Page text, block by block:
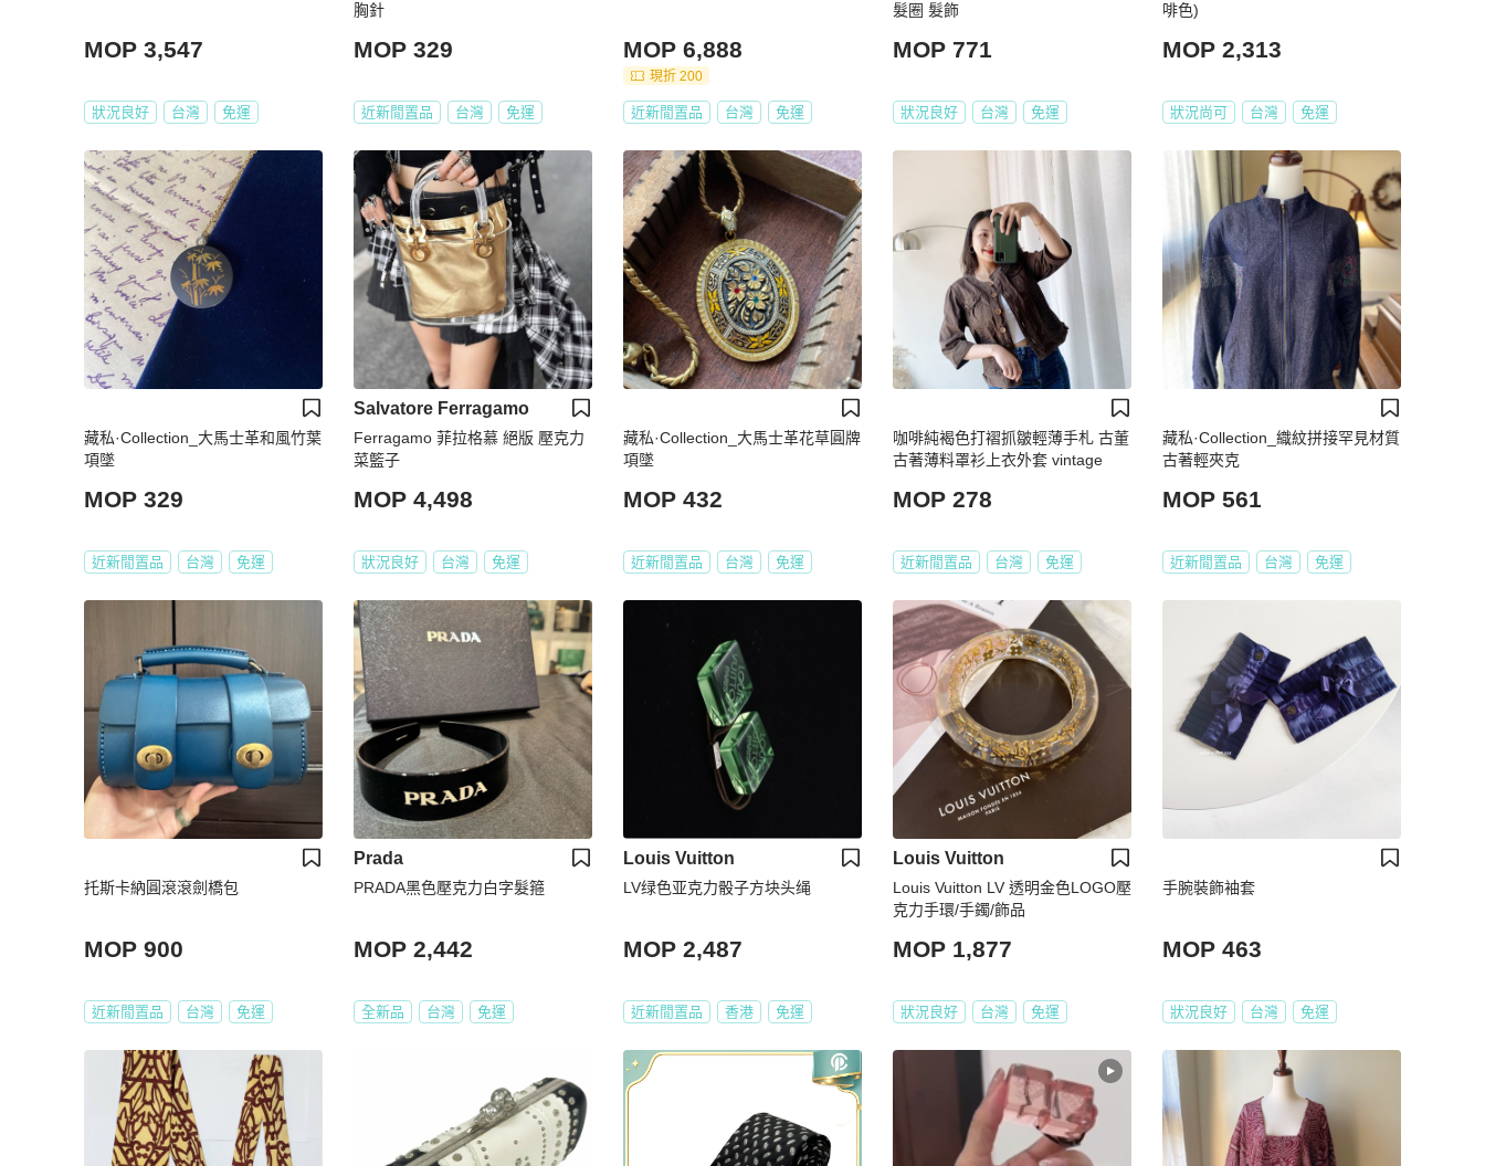
MOP 3,547
狀況良好 台灣 免運
胸針
MOP 329
近新閒置品 台灣 免運
MOP 6,888
現折 200
近新閒置品 台灣 免運
髮圈 髮飾
MOP 771
狀況良好 台灣 免運
啡色)
MOP 2,313
狀況尚可 台灣 免運
藏私·Collection_大馬士革和風竹葉
項墜
MOP 329
近新閒置品 台灣 免運
Salvatore Ferragamo
Ferragamo 菲拉格慕 絕版 壓克力
菜籃子
MOP 4,498
狀況良好 台灣 免運
藏私·Collection_大馬士革花草圓牌
項墜
MOP 432
近新閒置品 台灣 免運
咖啡純褐色打褶抓皺輕薄手札 古董
古著薄料罩衫上衣外套 vintage
MOP 278
近新閒置品 台灣 免運
藏私·Collection_織紋拼接罕見材質
古著輕夾克
MOP 561
近新閒置品 台灣 免運
托斯卡納圓滾滾劍橋包
MOP 900
近新閒置品 台灣 免運
Prada
PRADA黑色壓克力白字髮箍
MOP 2,442
全新品 台灣 免運
Louis Vuitton
LV绿色亚克力骰子方块头绳
MOP 2,487
近新閒置品 香港 免運
Louis Vuitton
Louis Vuitton LV 透明金色LOGO壓
克力手環/手鐲/飾品
MOP 1,877
狀況良好 台灣 免運
手腕裝飾袖套
MOP 463
狀況良好 台灣 免運